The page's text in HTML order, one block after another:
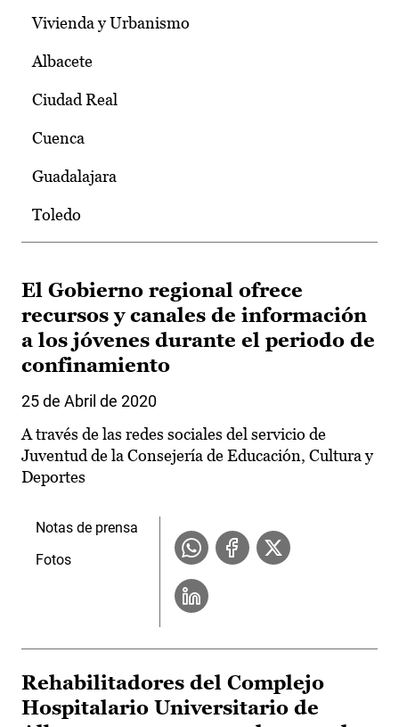
Vivienda y Urbanismo
Albacete
Ciudad Real
Cuenca
Guadalajara
Toledo
El Gobierno regional ofrece
recursos y canales de información
a los jóvenes durante el periodo de
confinamiento
25 de Abril de 2020
A través de las redes sociales del servicio de
Juventud de la Consejería de Educación, Cultura y
Deportes
Notas de prensa
Fotos
Rehabilitadores del Complejo
Hospitalario Universitario de